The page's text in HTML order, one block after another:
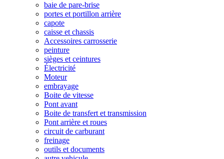
baie de pare-brise
portes et portillon arrière
capote
caisse et chassis
Accessoires carrosserie
peinture
sièges et ceintures
Électricité
Moteur
embrayage
Boite de vitesse
Pont avant
Boite de transfert et transmission
Pont arrière et roues
circuit de carburant
freinage
outils et documents